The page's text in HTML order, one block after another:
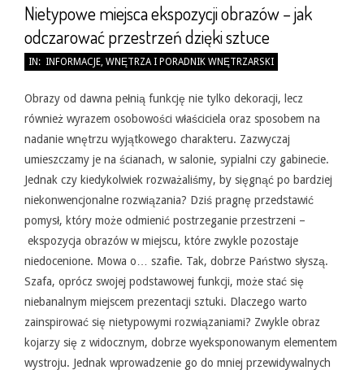
Nietypowe miejsca ekspozycji obrazów – jak
odczarować przestrzeń dzięki sztuce
2026-
31
IN: INFORMACJE, WNĘTRZA I PORADNIK WNĘTRZARSKI
Obrazy od dawna pełnią funkcję nie tylko dekoracji, lecz
również wyrazem osobowości właściciela oraz sposobem na
nadanie wnętrzu wyjątkowego charakteru. Zazwyczaj
umieszczamy je na ścianach, w salonie, sypialni czy gabinecie.
Jednak czy kiedykolwiek rozważaliśmy, by sięgnąć po bardziej
niekonwencjonalne rozwiązania? Dziś pragnę przedstawić
pomysł, który może odmienić postrzeganie przestrzeni –
ekspozycja obrazów w miejscu, które zwykle pozostaje
niedocenione. Mowa o… szafie. Tak, dobrze Państwo słyszą.
Szafa, oprócz swojej podstawowej funkcji, może stać się
niebanalnym miejscem prezentacji sztuki. Dlaczego warto
zainspirować się nietypowymi rozwiązaniami? Zwykle obraz
kojarzy się z widocznym, dobrze wyeksponowanym elementem
wystroju. Jednak wprowadzenie go do mniej przewidywalnych